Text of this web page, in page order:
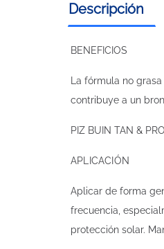
Descripción
BENEFICIOS
La fórmula no
contribuye a un
PIZ BUIN TAN &
APLICACIÓN
Aplicar de forma
frecuencia,
protección solar.